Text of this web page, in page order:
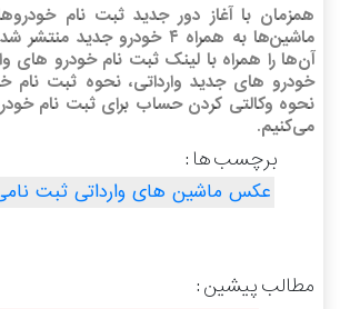
همزمان با آغاز دور جدید ثبت نام
ماشین‌ها به همراه ۴ خودرو
آن‌ها را همراه با لینک ثبت نام خودرو های
خودرو های جدید وارداتی، نحوه ثبت نام
نحوه وکالتی کردن حساب برای ثبت نام
می‌کنیم.
برچسب ها :
عکس ماشین های وارداتی ثبت
مطالب پیشین :